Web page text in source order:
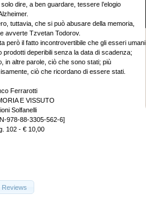
dire, a ben guardare, tessere l’elogio
tuttavia, che si può abusare della memoria,
avverte Tzvetan Todorov.
però il fatto incontrovertibile che gli esseri umani
prodotti deperibili senza la data di scadenza;
in altre parole, ciò che sono stati; più
ciò che ricordano di essere stati.
Ferrarotti
E VISSUTO
Solfanelli
978-88-3305-562-6]
102 - € 10,00
Reviews